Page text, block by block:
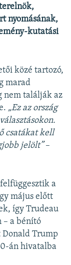
nyomásának,
kutatási
közé tartozó,
marad
nem találják az
„Ez az ország
csatákat kell
jelölt”–
a
május előtt
így Trudeau
– a bénító
Donald Trump
án hivatalba